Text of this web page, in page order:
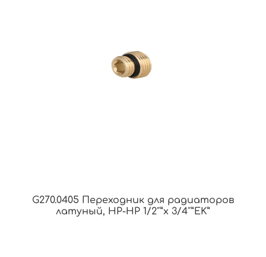
G270.0405 Переходник для радиаторов
латуный, НР-НР 1/2″”x 3/4″”EK”